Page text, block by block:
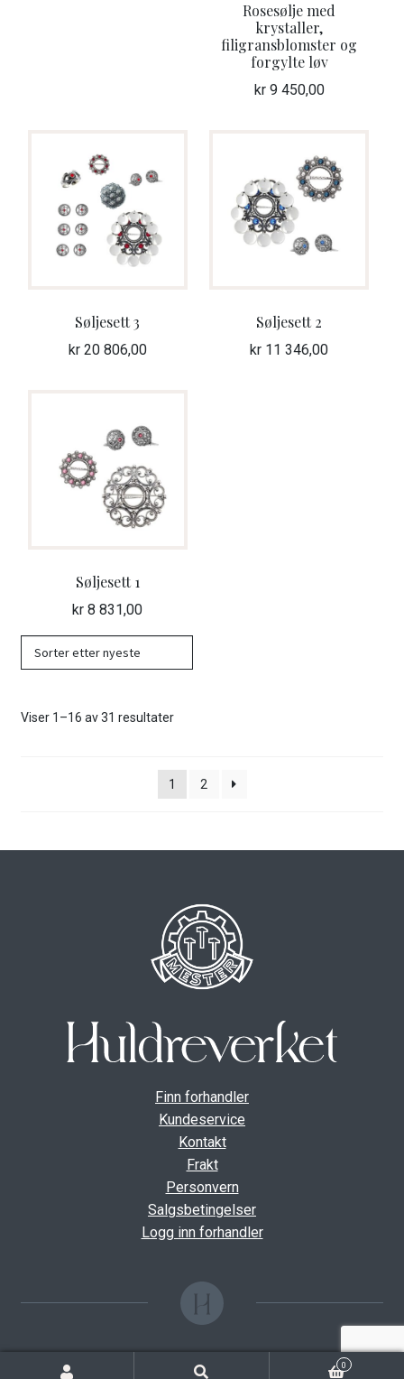
Rosesølje med
krystaller,
filigransblomster og
forgylte løv
kr9 450,00
Søljesett 3
kr20 806,00
Søljesett 2
kr 11 346,00
Søljesett 1
kr 8 831,00
Viser 1–16 av 31 resultaterSortert
1
2
Finn forhandler
Kundeservice
Kontakt
Frakt
Personvern
Salgsbetingelser
Logg inn forhandler
0